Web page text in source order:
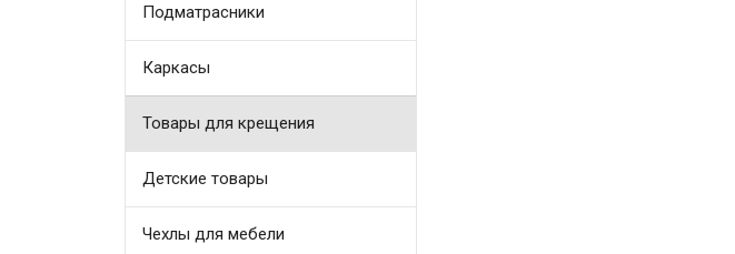
Подматрасники
Каркасы
Товары для крещения
Детские товары
Чехлы для мебели